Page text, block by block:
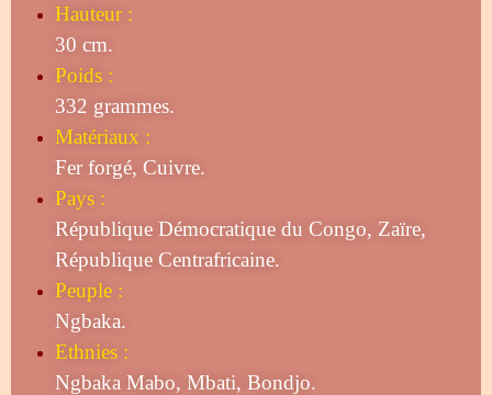
Hauteur :
30 cm.
Poids :
332 grammes.
Matériaux :
Fer forgé, Cuivre.
Pays :
République Démocratique du Congo, Zaïre,
République Centrafricaine.
Peuple :
Ngbaka.
Ethnies :
Ngbaka Mabo, Mbati, Bondjo.